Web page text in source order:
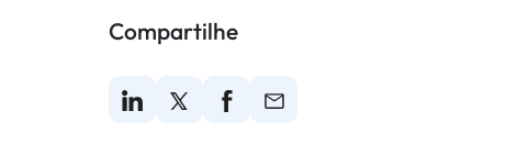
Compartilhe